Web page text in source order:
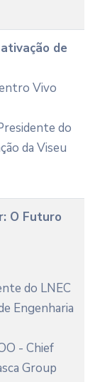
de
Vivo
do
da Viseu
O Futuro
do LNEC
Engenharia
- Chief
Group